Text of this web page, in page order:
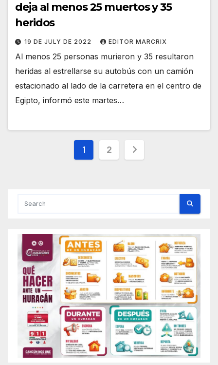
deja al menos 25 muertos y 35
heridos
19 DE JULY DE 2022 EDITOR MARCRIX
Al menos 25 personas murieron y 35 resultaron
heridas al estrellarse su autobús con un camión
estacionado al lado de la carretera en el centro de
Egipto, informó este martes…
Posts
1 2